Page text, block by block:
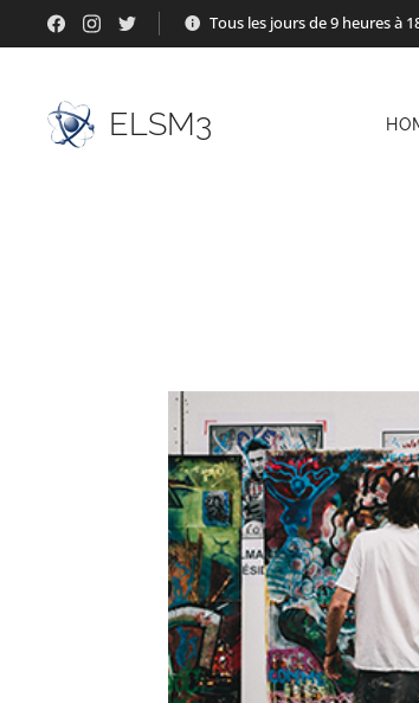
Tous les jours de 9 heures à
ELSM3